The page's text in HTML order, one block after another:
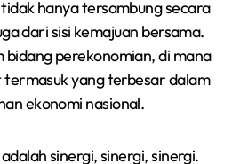
hanya tersambung secara
dari sisi kemajuan bersama.
bidang perekonomian, di mana
termasuk yang terbesar dalam
ekonomi nasional.
sinergi, sinergi, sinergi.